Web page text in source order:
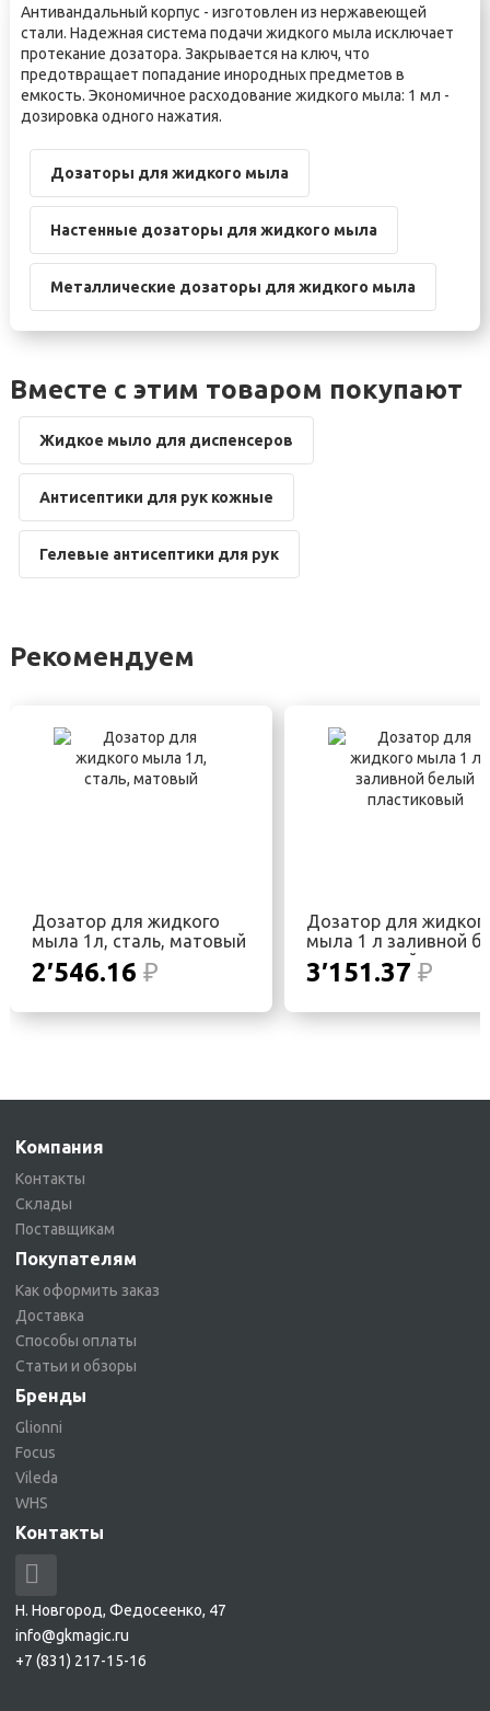
Антивандальный корпус - изготовлен из нержавеющей
стали. Надежная система подачи жидкого мыла исключает
протекание дозатора. Закрывается на ключ, что
предотвращает попадание инородных предметов в
емкость. Экономичное расходование жидкого мыла: 1 мл -
дозировка одного нажатия.
Дозаторы для жидкого мыла
Настенные дозаторы для жидкого мыла
Металлические дозаторы для жидкого мыла
Вместе с этим товаром покупают
Жидкое мыло для диспенсеров
Антисептики для рук кожные
Гелевые антисептики для рук
Рекомендуем
Дозатор для жидкого
мыла 1л, сталь, матовый
2′546.16 ₽
Дозатор для
мыла 1 л заливной
пластиковый
3′151.37 ₽
Компания
Контакты
Склады
Поставщикам
Покупателям
Как оформить заказ
Доставка
Способы оплаты
Статьи и обзоры
Бренды
Glionni
Focus
Vileda
WHS
Контакты
Н. Новгород, Федосеенко, 47
info@gkmagic.ru
+7 (831) 217-15-16